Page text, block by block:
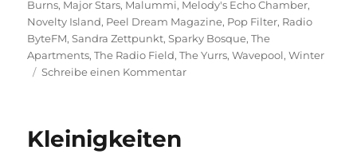
Burns, Major Stars, Malummi, Melody's Echo Chamber,
Novelty Island, Peel Dream Magazine, Pop Filter, Radio
ByteFM,Sandra Zettpunkt,Sparky Bosque,The
Apartments,The Radio Field,The Yurrs,Wavepool,Winter
Schreibe einen Kommentarzu
Kleinigkeiten